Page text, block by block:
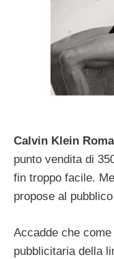
Calvin Klein Roma
punto vendita di
fin troppo facile.
propose al
Accadde che
pubblicitaria della